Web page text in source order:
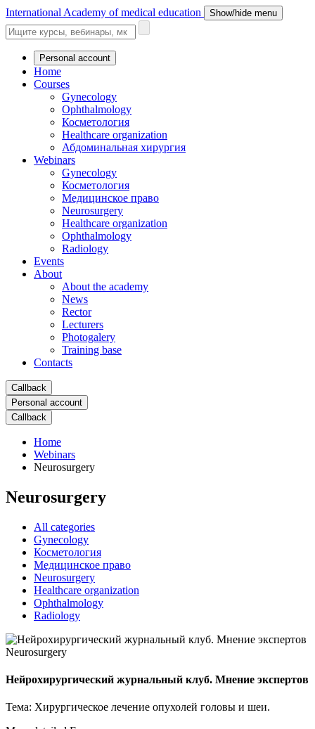
International Academy of medical education Show/hide menu
Personal account
Home
Courses
Gynecology
Ophthalmology
Косметология
Healthcare organization
Абдоминальная хирургия
Webinars
Gynecology
Косметология
Медицинское право
Neurosurgery
Healthcare organization
Ophthalmology
Radiology
Events
About
About the academy
News
Rector
Lecturers
Photogalery
Training base
Contacts
Сallback
Personal account
Сallback
Home
Webinars
Neurosurgery
Neurosurgery
All categories
Gynecology
Косметология
Медицинское право
Neurosurgery
Healthcare organization
Ophthalmology
Radiology
Neurosurgery
Нейрохирургический журнальный клуб. Мнение экспертов
Тема: Хирургическое лечение опухолей головы и шеи.